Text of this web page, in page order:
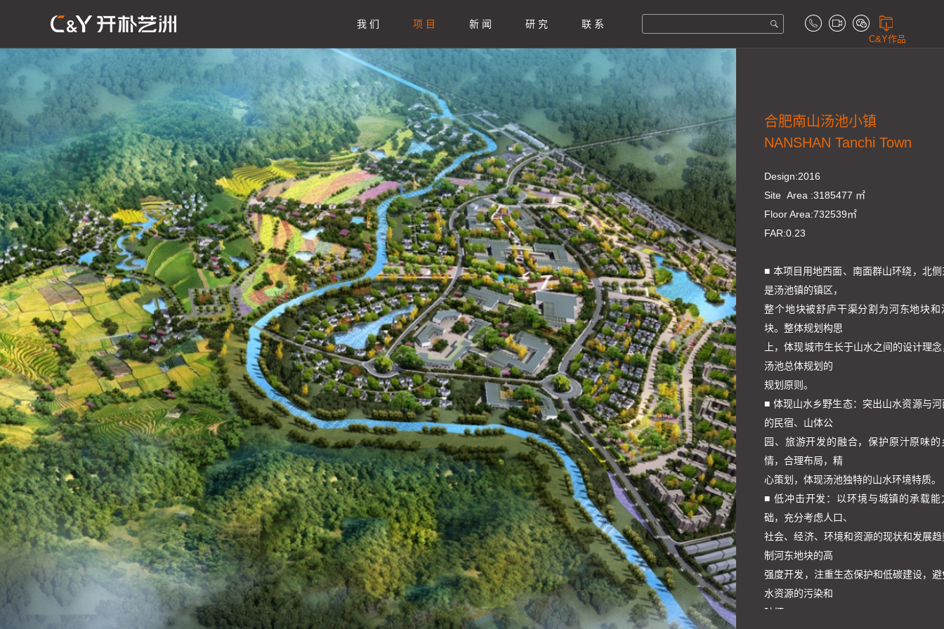
我 们 项 目 新 闻 研 究 联 系
C&Y作品
合肥南山汤池小镇
NANSHAN Tanchi Town
Design:2016
Site Area :3185477 ㎡
Floor Area:732539㎡
FAR:0.23
■ 本项目用地西面、南面群山环绕，北
是汤池镇的镇区，
整个地块被舒庐干渠分割为河东地块和
块。整体规划构思
上，体现城市生长于山水之间的设计理
汤池总体规划的
规划原则。
■ 体现山水乡野生态：突出山水资源与
的民宿、山体公
园、旅游开发的融合，保护原汁原味的
情，合理布局，精
心策划，体现汤池独特的山水环境特质。
■ 低冲击开发：以环境与城镇的承载能
础，充分考虑人口、
社会、经济、环境和资源的现状和发展
制河东地块的高
强度开发，注重生态保护和低碳建设，
水资源的污染和
破坏。